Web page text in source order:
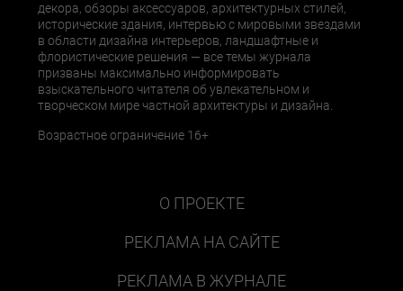
декора, обзоры аксессуаров, архитектурных стилей,
исторические здания, интервью с мировыми звездами
в области дизайна интерьеров, ландшафтные и
флористические решения — все темы журнала
призваны максимально информировать
взыскательного читателя об увлекательном и
творческом мире частной архитектуры и дизайна.
Возрастное ограничение 16+
О ПРОЕКТЕ
РЕКЛАМА НА САЙТЕ
РЕКЛАМА В ЖУРНАЛЕ